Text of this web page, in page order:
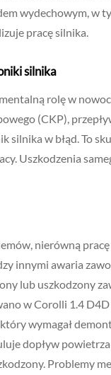
wydechowym, w
pracę silnika.
silnika
rolę w
(CKP),
silnika w błąd. To
Uszkodzenia
nierówną
innymi awaria
lub uszkodzony
w Corolli 1.4
wymagał
dopływ
Problemy